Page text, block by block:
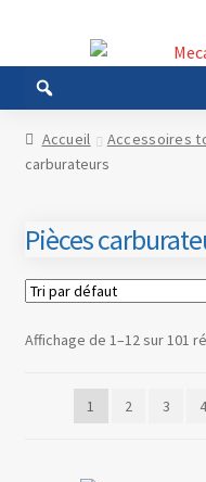
la
navigation
au
contenu
Accueil Accessoires
carburateurs
Pièces
Affichage de 1–12 sur 101
1 2 3